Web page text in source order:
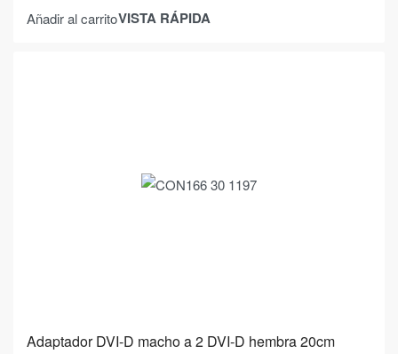
Añadir al carritoVISTA RÁPIDA
Adaptador DVI-D macho a 2 DVI-D hembra 20cm